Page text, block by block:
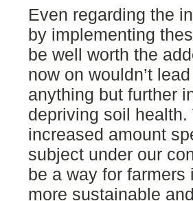
Even regarding the
by implementing
be well worth the
now on wouldn’t
anything but further
depriving soil health.
increased amount
subject under our
be a way for
more sustainable